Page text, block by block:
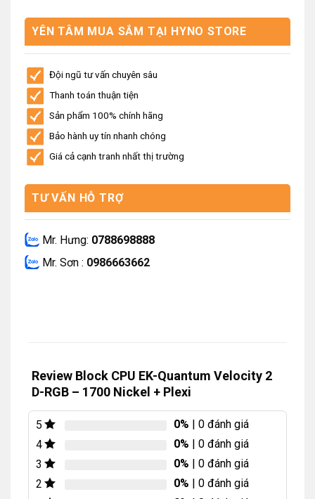
YÊN TÂM MUA SẮM TẠI HYNO STORE
Đội ngũ tư vấn chuyên sâu
Thanh toán thuận tiện
Sản phẩm 100% chính hãng
Bảo hành uy tín nhanh chóng
Giá cả cạnh tranh nhất thị trường
TƯ VẤN HỖ TRỢ
Mr. Hưng: 0788698888
Mr. Sơn : 0986663662
Review Block CPU EK-Quantum Velocity 2
D-RGB – 1700 Nickel + Plexi
5 0% | 0 đánh giá
4
0% | 0 đánh giá
3
0% | 0 đánh giá
2
0% | 0 đánh giá